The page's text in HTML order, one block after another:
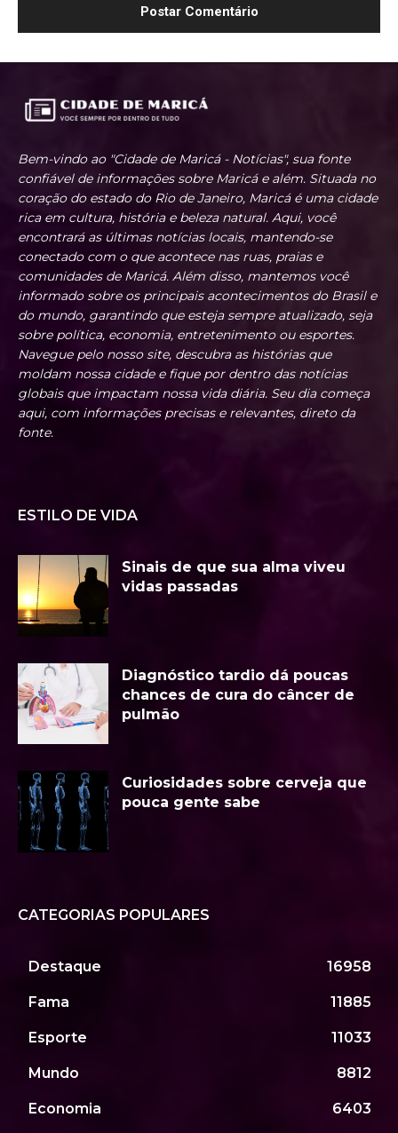
Bem-vindo ao "Cidade de Maricá - Notícias", sua fonte
confiável de informações sobre Maricá e além. Situada no
coração do estado do Rio de Janeiro, Maricá é uma cidade
rica em cultura, história e beleza natural. Aqui, você
encontrará as últimas notícias locais, mantendo-se
conectado com o que acontece nas ruas, praias e
comunidades de Maricá. Além disso, mantemos você
informado sobre os principais acontecimentos do Brasil e
do mundo, garantindo que esteja sempre atualizado, seja
sobre política, economia, entretenimento ou esportes.
Navegue pelo nosso site, descubra as histórias que
moldam nossa cidade e fique por dentro das notícias
globais que impactam nossa vida diária. Seu dia começa
aqui, com informações precisas e relevantes, direto da
fonte.
ESTILO DE VIDA
Sinais de que sua alma viveu
vidas passadas
Diagnóstico tardio dá poucas
chances de cura do câncer de
pulmão
Curiosidades sobre cerveja que
pouca gente sabe
CATEGORIAS POPULARES
Destaque 16958
Fama 11885
Esporte 11033
Mundo 8812
Economia 6403